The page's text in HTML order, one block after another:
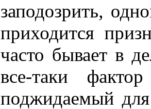
заподозрить,
приходится
часто бывает в
все-таки
поджидаемый